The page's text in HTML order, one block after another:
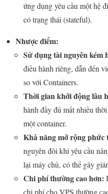
ứng dụng yêu cầu một hệ
có trạng thái (stateful).
Nhược điểm:
Sử dụng tài nguyên kém
điều hành riêng, dẫn đến
so với Containers.
Thời gian khởi động lâu
hành đầy đủ mất nhiều
một container.
Khả năng mở rộng phức
nguyên đôi khi yêu cầu
lại máy chủ, có thể gây
Chi phí thường cao hơn: